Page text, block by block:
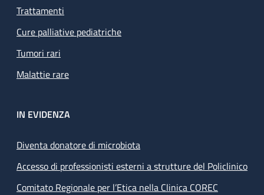
Trattamenti
Cure palliative pediatriche
Tumori rari
Malattie rare
IN EVIDENZA
Diventa donatore di microbiota
Accesso di professionisti esterni a strutture del Policlinico
Comitato Regionale per l’Etica nella Clinica COREC